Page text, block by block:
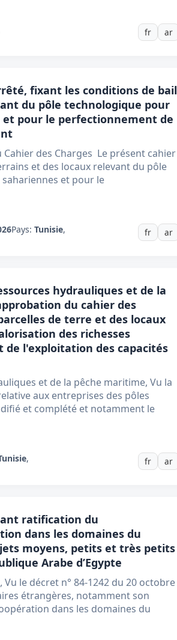
fr ar
fixant les conditions de bail
du pôle technologique pour
et pour le perfectionnement de
des Charges Le présent cahier
et des locaux relevant du pôle
et pour le
Pays: Tunisie, fr ar
hydrauliques et de la
du cahier des
de terre et des locaux
des richesses
l'exploitation des capacités
et de la pêche maritime, Vu la
aux entreprises des pôles
et complété et notamment le
, fr ar
ratification du
dans les domaines du
moyens, petits et très petits
Arabe d’Egypte
le décret n° 84-1242 du 20 octobre
étrangères, notamment son
dans les domaines du